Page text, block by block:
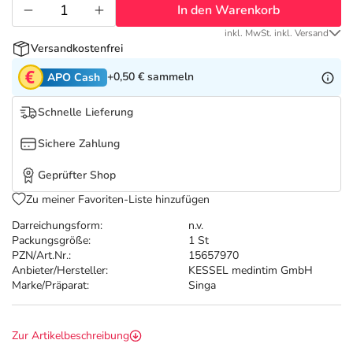
Tierapotheke
Vitamine & Mineralstoffe
Marken
Salus Deals
Darreichungsform:
n.v.
Packungsgröße:
1 St
PZN/Art.Nr.:
15657970
Anbieter/Hersteller:
KESSEL medintim GmbH
Marke/Präparat:
Singa
In den Warenkorb
inkl. MwSt. inkl. Versand
Versandkostenfrei
APO Cash +0,50 € sammeln
Schnelle Lieferung
Sichere Zahlung
Geprüfter Shop
Zu meiner Favoriten-Liste hinzufügen
Zur Artikelbeschreibung